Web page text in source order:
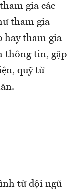
gia các
tham gia
hay tham gia
thông tin, gặp
quỹ từ
từ đội ngũ